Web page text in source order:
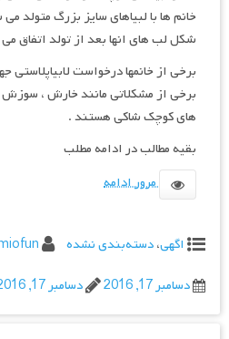
خانم ها با لبیاهای سایز بزرگ متولد
شکل لب های انها بعد از تولد اتفاق
برخی از خانمها درخواست لابیاپلاستی
برخی از مشکلاتی مانند خارش ، سوزش
های کوچک شاکی هستند .
بقیه مطالب در ادامه مطلب
مرور ادامه
اگهی،دسته‌بندی نشده
دسامبر 17, 2016
دسامبر 17, 2016